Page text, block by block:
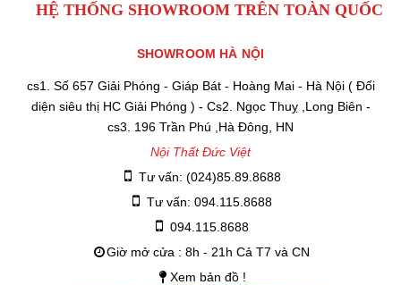
HỆ THỐNG SHOWROOM TRÊN TOÀN QUỐC
SHOWROOM HÀ NỘI
cs1. Số 657 Giải Phóng - Giáp Bát - Hoàng Mai - Hà Nội ( Đối
diện siêu thị HC Giải Phóng ) - Cs2. Ngọc Thuỵ ,Long Biên -
cs3. 196 Trần Phú ,Hà Đông, HN
Nội Thất Đức Việt
Tư vấn: (024)85.89.8688
Tư vấn: 094.115.8688
094.115.8688
Giờ mở cửa : 8h - 21h Cả T7 và CN
Xem bản đồ !